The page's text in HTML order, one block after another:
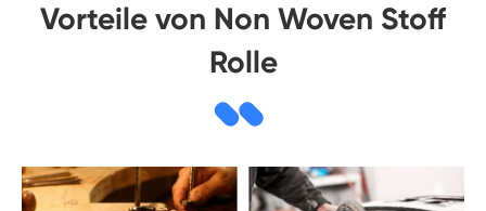
Vorteile von Non Woven Stoff
Rolle